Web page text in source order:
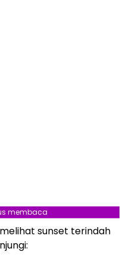
membaca
sunset terindah